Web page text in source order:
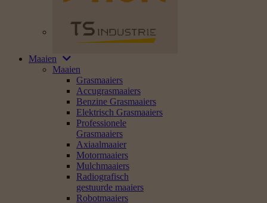
Maaien
Maaien
Grasmaaiers
Accugrasmaaiers
Benzine Grasmaaiers
Elektrisch Grasmaaiers
Professionele
Grasmaaiers
Axiaalmaaier
Motormaaiers
Mulchmaaiers
Radiografisch
gestuurde maaiers
Robotmaaiers